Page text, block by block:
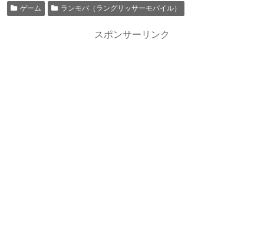
ゲーム ランモバ（ラングリッサーモバイル）
スポンサーリンク